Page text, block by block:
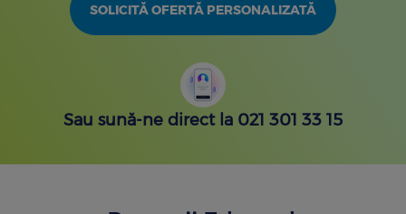
SOLICITĂ OFERTĂ PERSONALIZATĂ
Sau sună-ne direct la 021 301 33 15